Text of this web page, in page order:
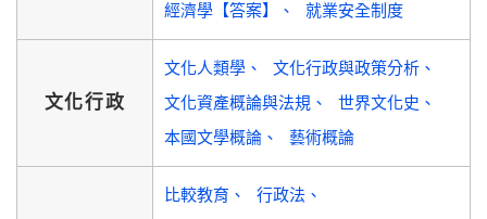
經濟學【答案】
就業安全制度
文化行政
文化人類學
文化行政與政策分析
文化資產概論與法規
世界文化史
本國文學概論
藝術概論
比較教育
行政法